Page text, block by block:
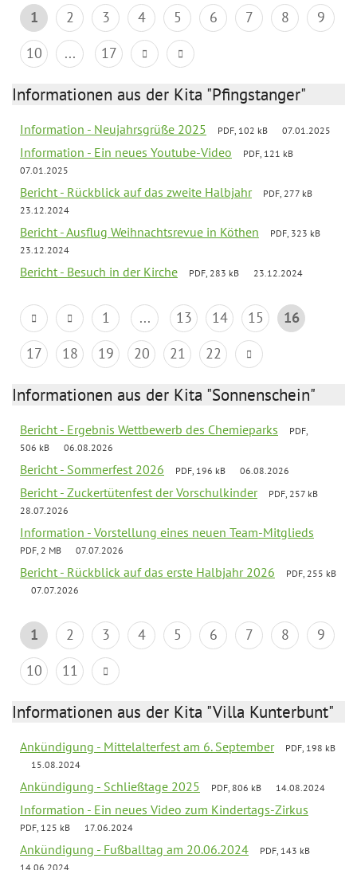
1 2 3 4 5 6 7 8
9
10
... 17
Informationen aus der Kita "Pfingstanger"
Information - Neujahrsgrüße 2025 PDF, 102 kB 07.01.2025
Information - Ein neues Youtube-Video
PDF, 121 kB
07.01.2025
Bericht - Rückblick auf das zweite Halbjahr
PDF, 277 kB
23.12.2024
Bericht - Ausflug Weihnachtsrevue in Köthen
PDF, 323 kB
23.12.2024
Bericht - Besuch in der Kirche PDF, 283 kB 23.12.2024
1 ... 13 14 15
16
17
18 19 20 21 22
Informationen aus der Kita "Sonnenschein"
Bericht - Ergebnis Wettbewerb des Chemieparks
PDF,
506 kB
06.08.2026
Bericht - Sommerfest 2026 PDF, 196 kB 06.08.2026
Bericht - Zuckertütenfest der Vorschulkinder
PDF, 257 kB
28.07.2026
Information - Vorstellung eines neuen Team-Mitglieds
PDF, 2 MB 07.07.2026
Bericht - Rückblick auf das erste Halbjahr 2026
PDF, 255 kB
07.07.2026
1 2 3 4 5 6 7 8
9
10
11
Informationen aus der Kita "Villa Kunterbunt"
Ankündigung - Mittelalterfest am 6. September
PDF, 198 kB
15.08.2024
Ankündigung - Schließtage 2025 PDF, 806 kB 14.08.2024
Information - Ein neues Video zum Kindertags-Zirkus
PDF, 125 kB 17.06.2024
Ankündigung - Fußballtag am 20.06.2024
PDF, 143 kB
14.06.2024